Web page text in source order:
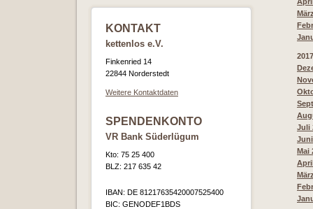
KONTAKT
kettenlos e.V.
Finkenried 14
22844 Norderstedt
Weitere Kontaktdaten
SPENDENKONTO
VR Bank Süderlügum
Kto: 75 25 400
BLZ: 217 635 42
IBAN: DE 81217635420007525400
BIC: GENODEF1BDS
2017
Juli
Mai